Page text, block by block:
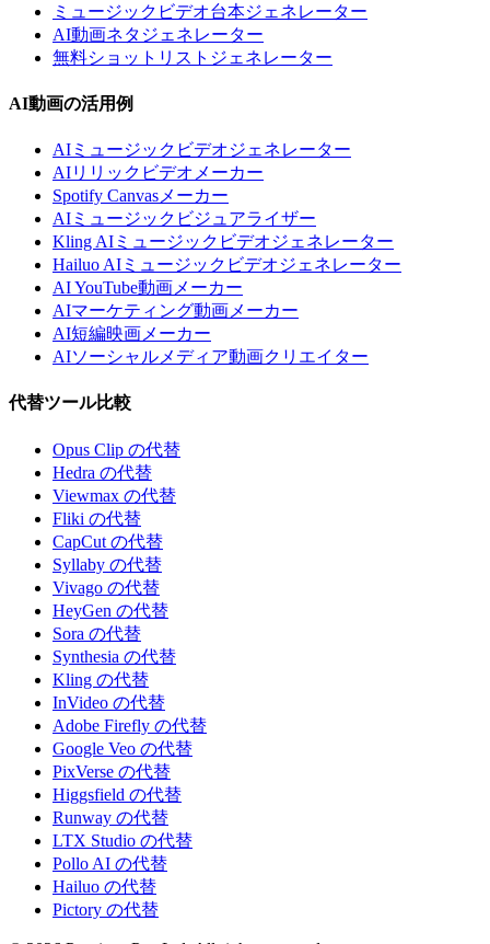
ミュージックビデオ台本ジェネレーター
AI動画ネタジェネレーター
無料ショットリストジェネレーター
AI動画の活用例
AIミュージックビデオジェネレーター
AIリリックビデオメーカー
Spotify Canvasメーカー
AIミュージックビジュアライザー
Kling AIミュージックビデオジェネレーター
Hailuo AIミュージックビデオジェネレーター
AI YouTube動画メーカー
AIマーケティング動画メーカー
AI短編映画メーカー
AIソーシャルメディア動画クリエイター
代替ツール比較
Opus Clip の代替
Hedra の代替
Viewmax の代替
Fliki の代替
CapCut の代替
Syllaby の代替
Vivago の代替
HeyGen の代替
Sora の代替
Synthesia の代替
Kling の代替
InVideo の代替
Adobe Firefly の代替
Google Veo の代替
PixVerse の代替
Higgsfield の代替
Runway の代替
LTX Studio の代替
Pollo AI の代替
Hailuo の代替
Pictory の代替